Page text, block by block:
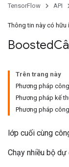
TensorFlow API
Thông tin này có
Boosted
Trên trang này
Phương pháp
Phương pháp kế
Phương pháp
lớp cuối cùng
Chạy nhiều bộ